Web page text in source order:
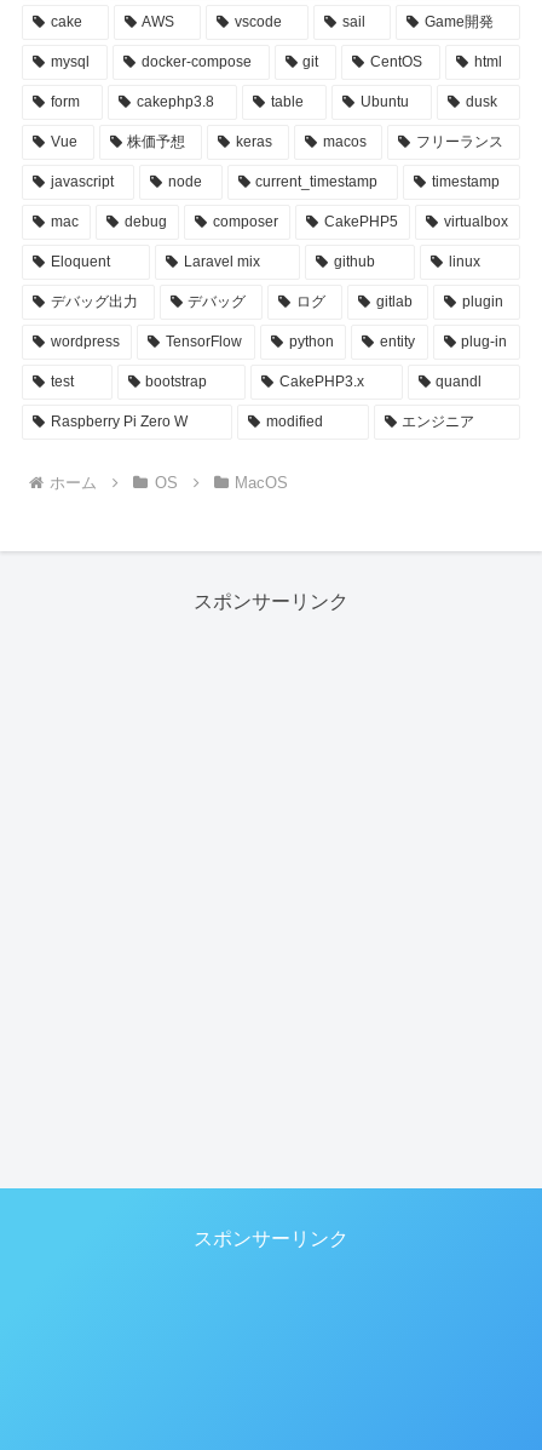
cake AWS vscode sail Game開発
mysql docker-compose git CentOS html
form cakephp3.8 table Ubuntu dusk
Vue 株価予想 keras macos フリーランス
javascript node current_timestamp timestamp
mac debug composer CakePHP5 virtualbox
Eloquent Laravel mix github linux
デバッグ出力 デバッグ ログ gitlab plugin
wordpress TensorFlow python entity plug-in
test bootstrap CakePHP3.x quandl
Raspberry Pi Zero W modified エンジニア
ホーム OS MacOS
スポンサーリンク
スポンサーリンク